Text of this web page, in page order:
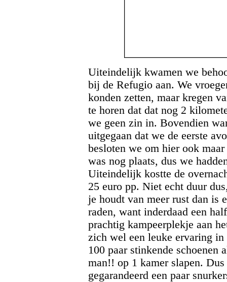
Uiteindelijk kwamen we
bij de Refugio aan. We
konden zetten, maar kregen
te horen dat dat nog 2
we geen zin in. Bovendien
uitgegaan dat we de eerste
besloten we om hier ook
was nog plaats, dus we
Uiteindelijk kostte de
25 euro pp. Niet echt duur
je houdt van meer rust dan is
raden, want inderdaad een
prachtig kampeerplekje aan
zich wel een leuke ervaring
100 paar stinkende schoenen
man!! op 1 kamer slapen.
gegarandeerd een paar